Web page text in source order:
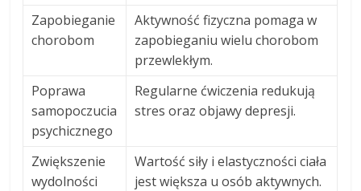
Zapobieganie
chorobom
Aktywność fizyczna pomaga w
zapobieganiu wielu chorobom
przewlekłym.
Poprawa
samopoczucia
psychicznego
Regularne ćwiczenia redukują
stres oraz objawy depresji.
Zwiększenie
wydolności
Wartość siły i elastyczności ciała
jest większa u osób aktywnych.